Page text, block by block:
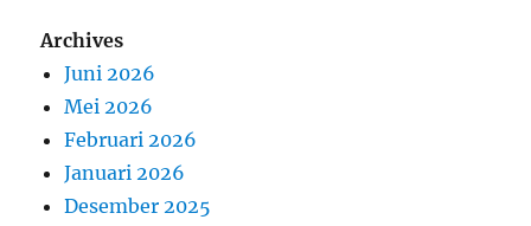
Archives
Juni 2026
Mei 2026
Februari 2026
Januari 2026
Desember 2025